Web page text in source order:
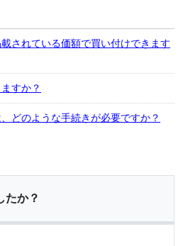
されている価額で買い付けできます
すか？
どのような手続きが必要ですか？
たか？